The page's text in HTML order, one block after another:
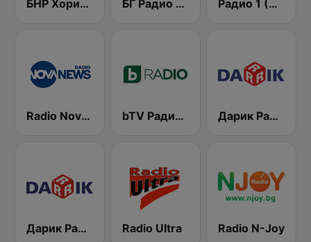
БНР Хоризонт (BNR Horizont) БГ Радио 91.9 ( BG Radio ) Радио 1 (Radio 1)
Radio Nova News bTV Радио (BTV Radio) Дарик Радио ( Darik Radio )
Дарик Радио ( Darik Radio ) Radio Ultra Radio N-Joy